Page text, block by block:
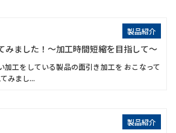
製品紹介
みました！～加工時間短縮を目指して～
加工をしている製品の面引き加工を おこなって
みまし...
製品紹介